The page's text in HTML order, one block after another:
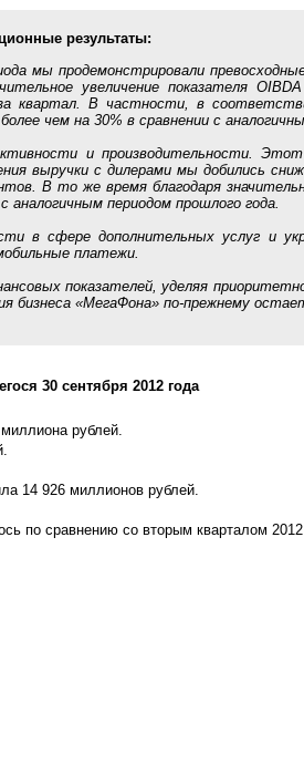
результаты:
продемонстрировали
увеличение показателя
В частности, в
чем на 30% в сравнении с
и производительности.
выручки с дилерами мы добились
В то же время благодаря
периодом прошлого года.
в сфере дополнительных услуг и
платежи.
показателей, уделяя
«МегаФона» по-прежнему
30 сентября 2012 года
рублей.
14 926 миллионов рублей.
по сравнению со вторым кварталом